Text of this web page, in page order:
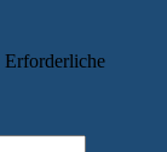
Erforderliche